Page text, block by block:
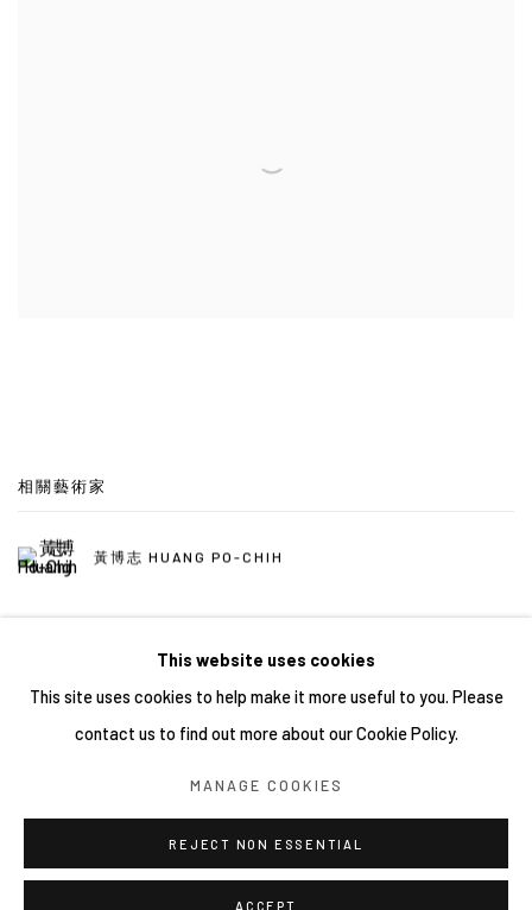
相關藝術家
黃博志 HUANG PO-CHIH
COPYRIGHT © 2026 YIRI ARTS, BACK_Y & YIRI JAKARTA.
ALL RIGHTS RESERVED.
This website uses cookies
This site uses cookies to help make it more useful to you. Please
contact us to find out more about our Cookie Policy.
MANAGE COOKIES
REJECT NON ESSENTIAL
ACCEPT